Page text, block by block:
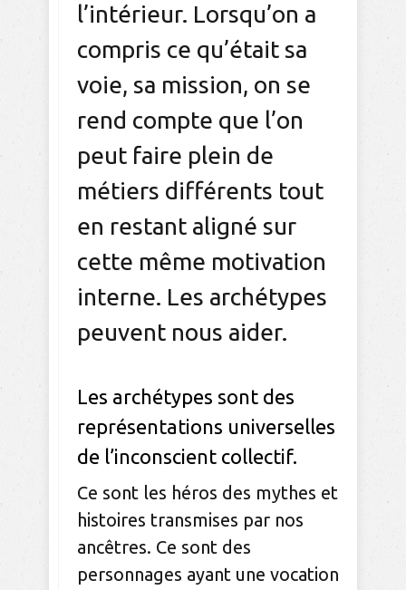
l’intérieur. Lorsqu’on a
compris ce qu’était sa
voie, sa mission, on se
rend compte que l’on
peut faire plein de
métiers différents tout
en restant aligné sur
cette même motivation
interne. Les archétypes
peuvent nous aider.
Les archétypes sont des
représentations universelles
de l’inconscient collectif.
Ce sont les héros des mythes et
histoires transmises par nos
ancêtres. Ce sont des
personnages ayant une vocation